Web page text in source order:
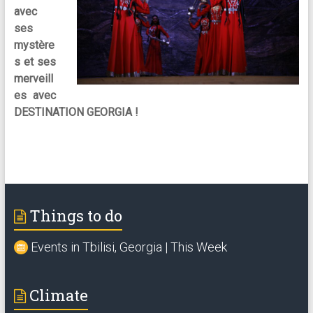
avec
ses
mystère
s et ses
merveill
es avec
DESTINATION GEORGIA !
Things to do
Events in Tbilisi, Georgia | This Week
Climate